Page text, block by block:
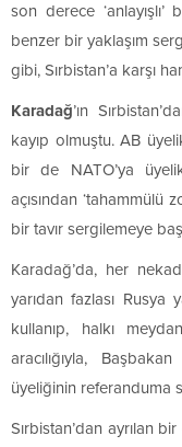
son derece
benzer bir yaklaşım
gibi, Sırbistan’a karşı
Karadağ’ın
kayıp olmuştu. AB
bir de NATO’ya
açısından ‘tahammülü
bir tavır sergilemeye
Karadağ’da, her
yarıdan fazlası Rusya
kullanıp, halkı
aracılığıyla,
üyeliğinin referanduma
Sırbistan’dan ayrılan